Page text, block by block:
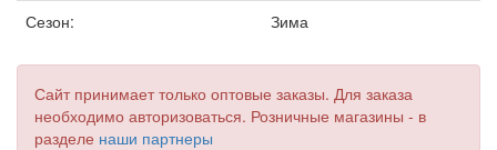
Сезон:
Зима
Сайт принимает только оптовые заказы. Для заказа
необходимо авторизоваться. Розничные магазины - в
разделе наши партнеры